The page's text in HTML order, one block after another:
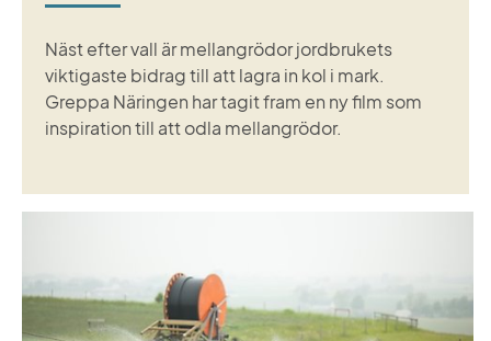
Näst efter vall är mellangrödor jordbrukets
viktigaste bidrag till att lagra in kol i mark.
Greppa Näringen har tagit fram en ny film som
inspiration till att odla mellangrödor.